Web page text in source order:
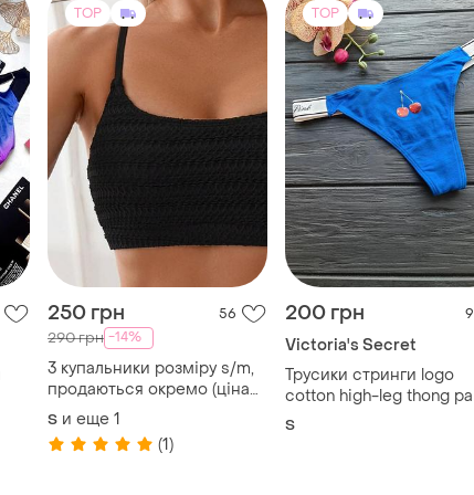
250 грн
290 грн
3 купальники розміру s/m,
продаються окремо (ціна
300 грн за кожний)
и еще 1
200 грн 9
Victoria's Secret
Трусики стринги logo
cotton high-leg thong
victorias secret